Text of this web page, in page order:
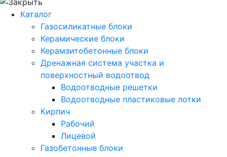
Каталог
Газосиликатные блоки
Керамические блоки
Керамзитобетонные блоки
Дренажная система участка и
поверхностный водоотвод
Водоотводные решетки
Водоотводные пластиковые лотки
Кирпич
Рабочий
Лицевой
Газобетонные блоки